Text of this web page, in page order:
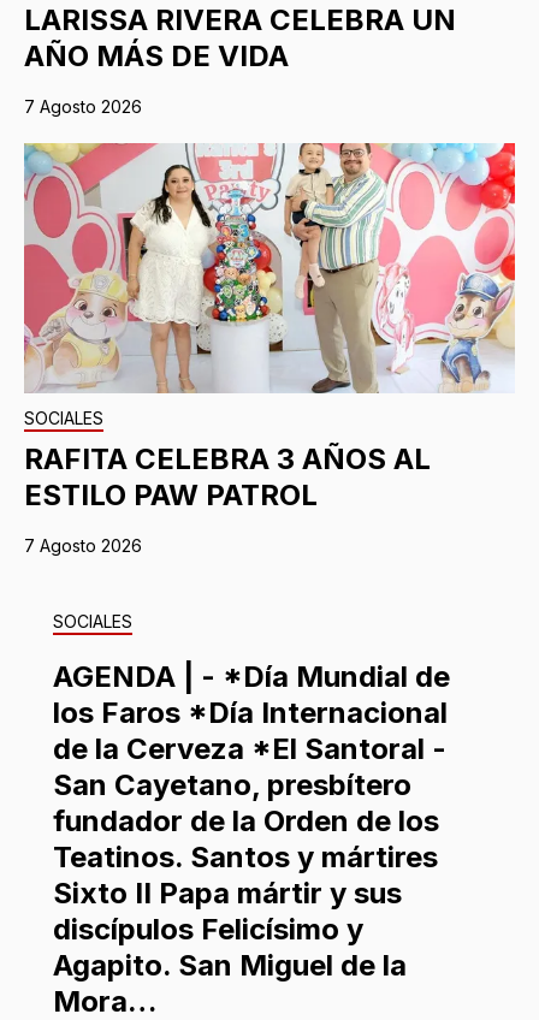
LARISSA RIVERA CELEBRA UN
AÑO MÁS DE VIDA
7 Agosto 2026
SOCIALES
RAFITA CELEBRA 3 AÑOS AL
ESTILO PAW PATROL
7 Agosto 2026
SOCIALES
AGENDA | - *Día Mundial de
los Faros *Día Internacional
de la Cerveza *El Santoral -
San Cayetano, presbítero
fundador de la Orden de los
Teatinos. Santos y mártires
Sixto II Papa mártir y sus
discípulos Felicísimo y
Agapito. San Miguel de la
Mora…